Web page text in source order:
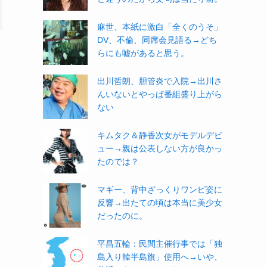
麻世、本紙に激白「全くのうそ」
DV、不倫、同席会見語る→どち
らにも嘘があると思う。
出川哲朗、胆管炎で入院→出川さ
んいないとやっぱ番組盛り上がら
ない
キムタク＆静香次女がモデルデビ
ュー→親は公表しない方が良かっ
たのでは？
マギー、背中ざっくりワンピ姿に
反響→出たての頃は本当に美少女
だったのに。
平昌五輪：民間主催行事では「独
島入り韓半島旗」使用へ→いや、